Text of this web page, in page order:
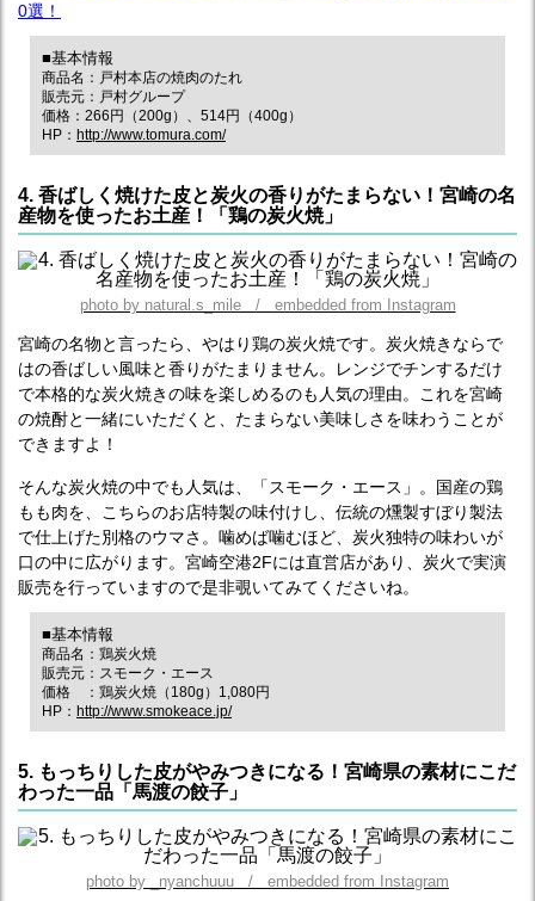
0選！
■基本情報
商品名：戸村本店の焼肉のたれ
販売元：戸村グループ
価格：266円（200g）、514円（400g）
HP： http://www.tomura.com/
4. 香ばしく焼けた皮と炭火の香りがたまらない！宮崎の名
産物を使ったお土産！「鶏の炭火焼」
photo by natural.s_mile / embedded from Instagram
宮崎の名物と言ったら、やはり鶏の炭火焼です。炭火焼きならで
はの香ばしい風味と香りがたまりません。レンジでチンするだけ
で本格的な炭火焼きの味を楽しめるのも人気の理由。これを宮崎
の焼酎と一緒にいただくと、たまらない美味しさを味わうことが
できますよ！
そんな炭火焼の中でも人気は、「スモーク・エース」。国産の鶏
もも肉を、こちらのお店特製の味付けし、伝統の燻製すぼり製法
で仕上げた別格のウマさ。噛めば噛むほど、炭火独特の味わいが
口の中に広がります。宮崎空港2Fには直営店があり、炭火で実演
販売を行っていますので是非覗いてみてくださいね。
■基本情報
商品名：鶏炭火焼
販売元：スモーク・エース
価格 ：鶏炭火焼（180g）1,080円
HP： http://www.smokeace.jp/
5. もっちりした皮がやみつきになる！宮崎県の素材にこだ
わった一品「馬渡の餃子」
photo by _nyanchuuu / embedded from Instagram